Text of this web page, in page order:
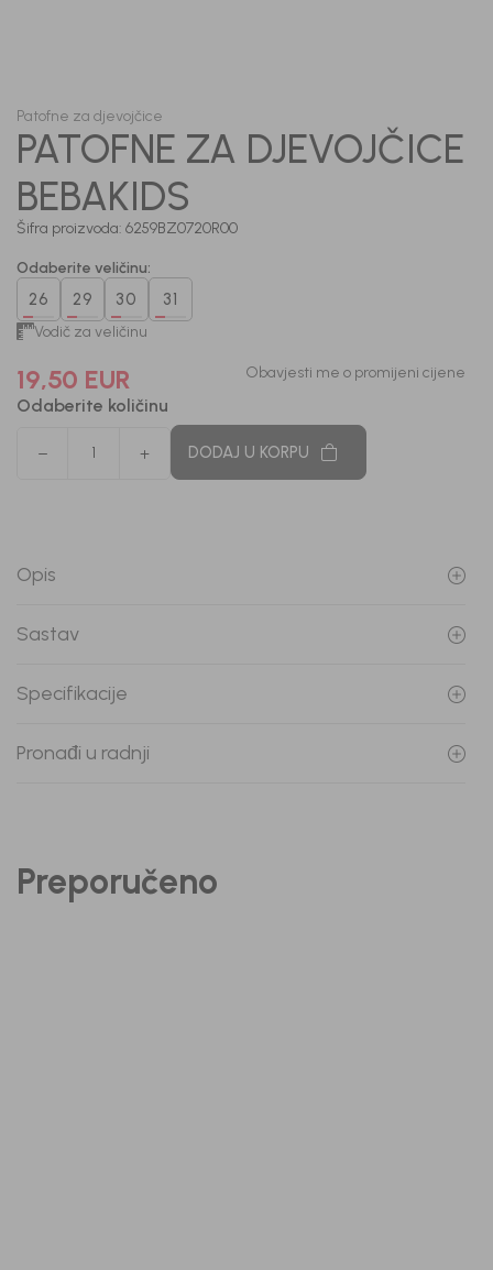
Patofne za djevojčice
PATOFNE ZA DJEVOJČICE
BEBAKIDS
Šifra proizvoda: 6259BZ0720R00
Odaberite veličinu:
26 29 30 31
Vodič za veličinu
19,50 EUR Obavjesti me o promijeni cijene
Odaberite količinu
DODAJ U KORPU
Opis
Sastav
Specifikacije
Pronađi u radnji
Preporučeno